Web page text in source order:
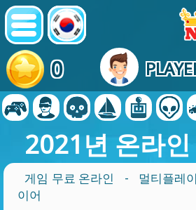
0
2021년 온라
게임 무료 온라인 - 멀티플레
이어